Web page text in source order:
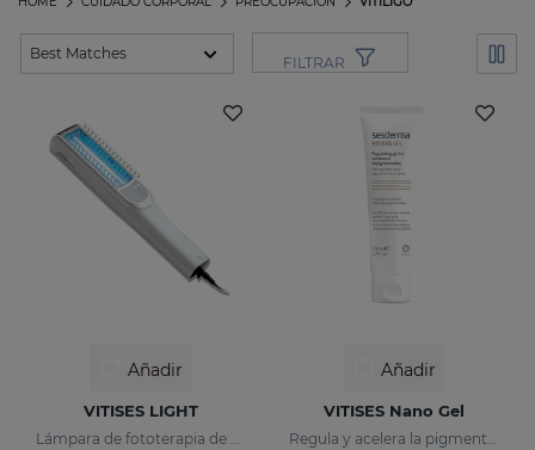
FILTRAR
Añadir
VITISES LIGHT
Lámpara de fototerapia de banda estrecha y de uso domiciliario
Añadir
VITISES Nano Gel
Regula y acelera la pigmentación cutánea